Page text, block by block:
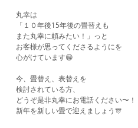
丸幸は
「１０年後15年後の畳替えも
また丸幸に頼みたい！」っと
お客様が思ってくださるようにを
心がけています😁
今、畳替え、表替えを
検討されている方、
どうぞ是非丸幸にお電話ください〜！
新年を新しい畳で迎えましょう🎊